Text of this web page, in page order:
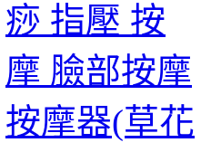
痧 指壓 按
摩 臉部按摩
按摩器(草花